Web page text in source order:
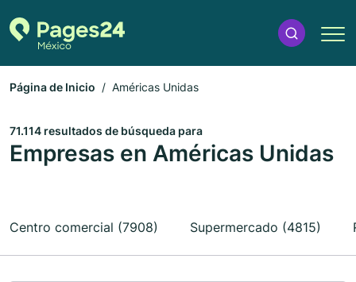
Página de Inicio Américas Unidas
71.114 resultados de búsqueda para
Empresas en Américas Unidas
Centro comercial (7908) Supermercado (4815)